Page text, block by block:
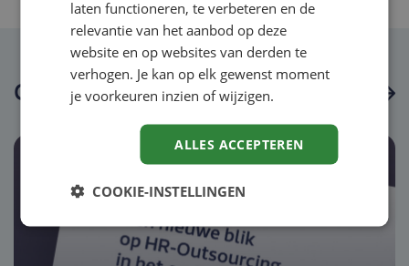
Ook interessant
laten functioneren, te verbeteren en de
relevantie van het aanbod op deze
website en op websites van derden te
verhogen. Je kan op elk gewenst moment
je voorkeuren inzien of wijzigen.
ALLES ACCEPTEREN
COOKIE-INSTELLINGEN